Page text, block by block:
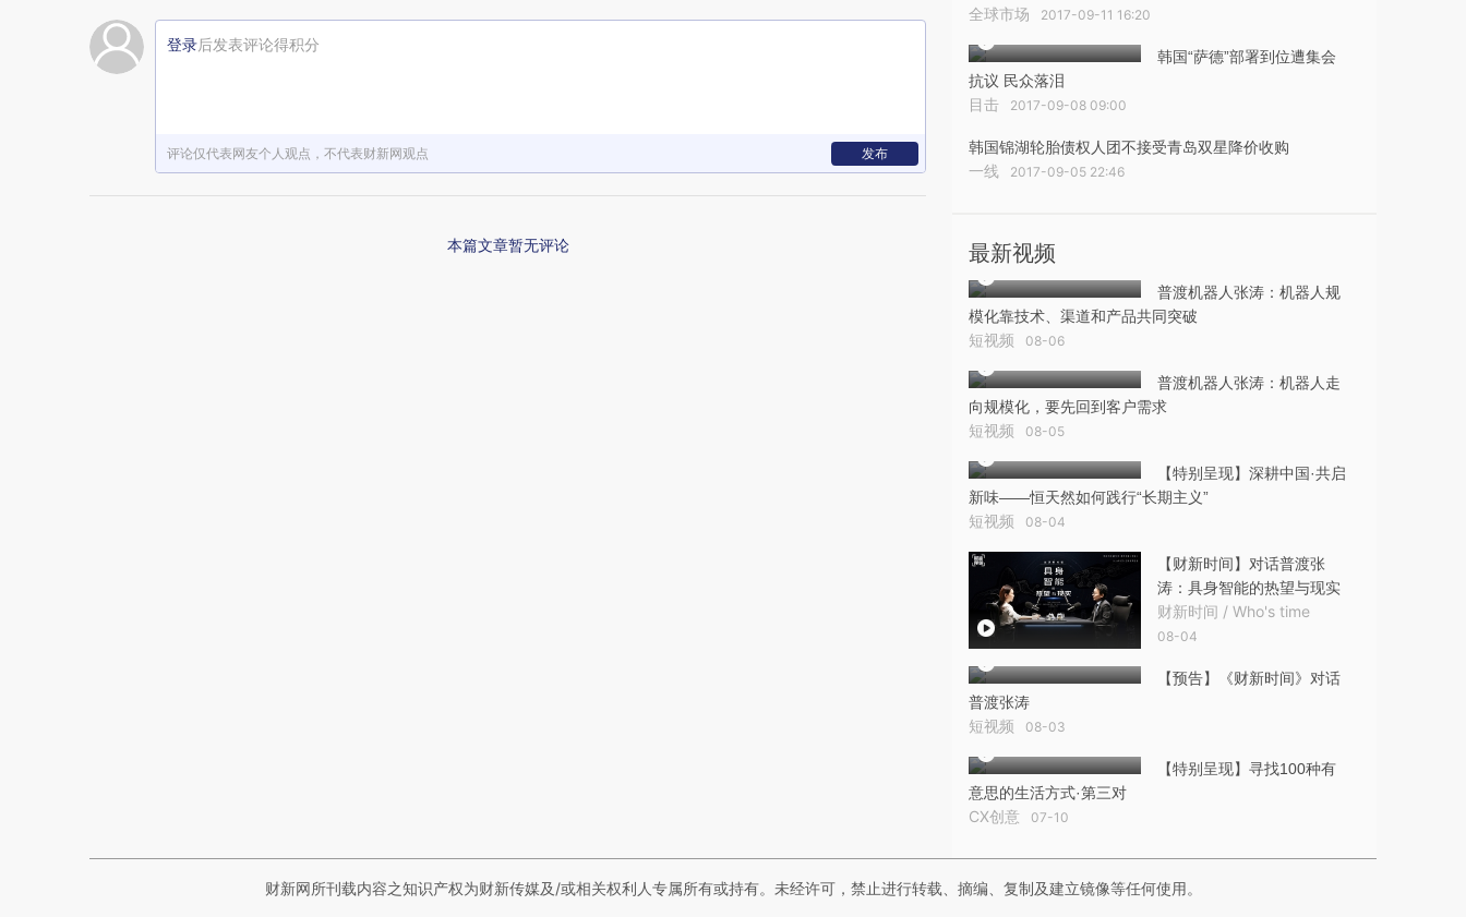
登录后发表评论得积分
评论仅代表网友个人观点，不代表财新网观点 发布
本篇文章暂无评论
全球市场 2017-09-11 16:20
韩国“萨德”部署到位遭集会
抗议 民众落泪
目击 2017-09-08 09:00
韩国锦湖轮胎债权人团不接受青岛双星降价收购
一线 2017-09-05 22:46
最新视频
普渡机器人张涛：机器人规
模化靠技术、渠道和产品共同突破
短视频 08-06
普渡机器人张涛：机器人走
向规模化，要先回到客户需求
短视频 08-05
【特别呈现】深耕中国·共启
新味——恒天然如何践行“长期主义”
短视频 08-04
【财新时间】对话普渡张
涛：具身智能的热望与现实
财新时间 / Who's time
08-04
【预告】《财新时间》对话
普渡张涛
短视频 08-03
【特别呈现】寻找100种有
意思的生活方式·第三对
CX创意 07-10
财新网所刊载内容之知识产权为财新传媒及/或相关权利人专属所有或持有。未经许可，禁止进行转载、摘编、复制及建立镜像等任何使用。